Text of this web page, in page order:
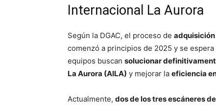
Internacional La Aurora
Según la DGAC, el proceso de adquisición
comenzó a principios de 2025 y se
equipos buscan solucionar
La Aurora (AILA) y mejorar la eficiencia
Actualmente, dos de los tres escáneres